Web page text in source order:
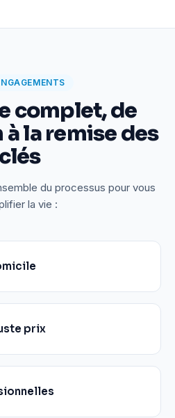
complet, de
la remise des
clés
du processus pour vous
la vie :
prix